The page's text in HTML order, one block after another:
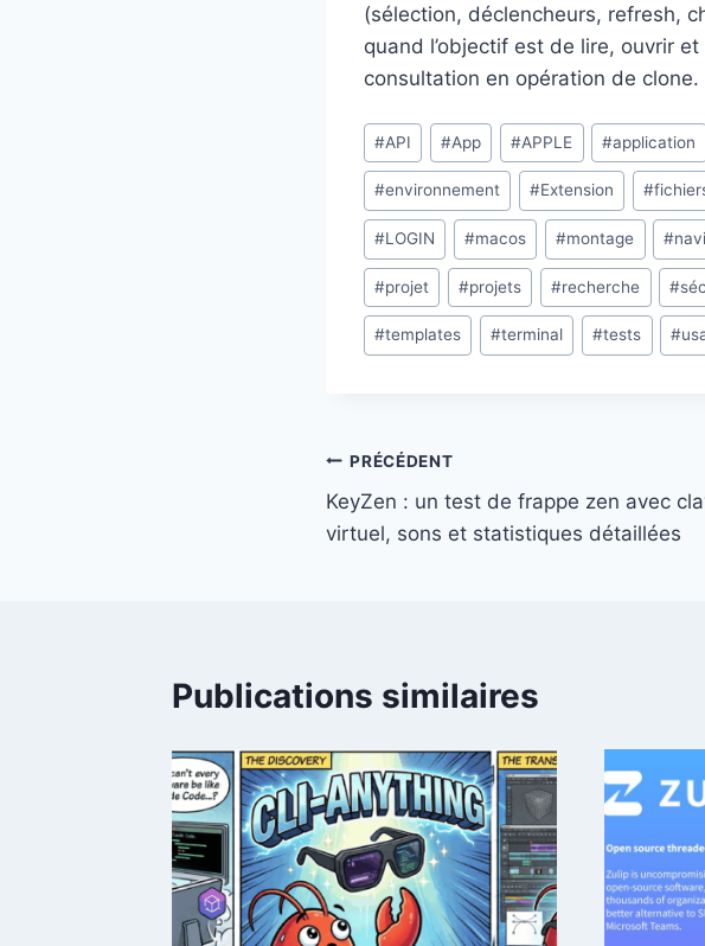
(sélection, déclencheurs, refresh,
quand l’objectif est de lire, ouvrir
consultation en opération de clone.
Étiquettes
de
la
publication :
#API #App #APPLE #application
#environnement #Extension #
#LOGIN #macos #montage #
#projet #projets #recherche #
#templates #terminal #tests #
Navigation
de
PRÉCÉDENT
KeyZen : un test de frappe zen avec
virtuel, sons et statistiques détaillées
Publications similaires